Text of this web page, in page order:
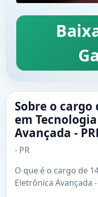
Sobre o cargo
em
Avançada -
- PR
O que é o cargo de
Eletrônica Avançada -